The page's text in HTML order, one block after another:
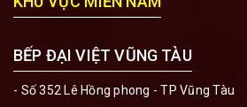
BẾP ĐẠI VIỆT VŨNG TÀU
- Số 352 Lê Hồng phong - TP Vũng Tàu